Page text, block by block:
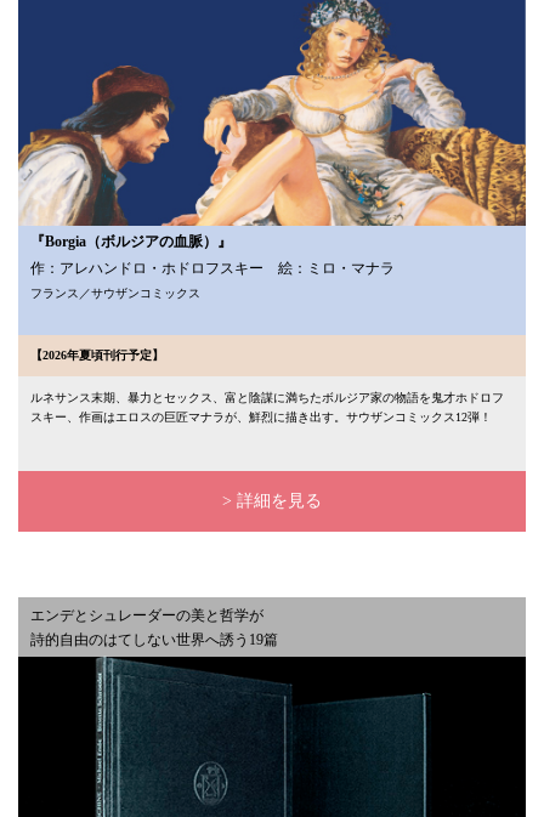
『Borgia（ボルジアの血脈）』
作：アレハンドロ・ホドロフスキー 絵：ミロ・マナラ
フランス／サウザンコミックス
【2026年夏頃刊行予定】
ルネサンス末期、暴力とセックス、富と陰謀に満ちたボルジア家の物語を鬼才ホドロフ
スキー、作画はエロスの巨匠マナラが、鮮烈に描き出す。サウザンコミックス12弾！
> 詳細を見る
エンデとシュレーダーの美と哲学が
詩的自由のはてしない世界へ誘う19篇